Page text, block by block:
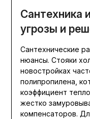
Сантехника
угрозы и
Сантехнические
нюансы. Стояки
новостройках
полипропилена,
коэффициент
жестко
компенсаторов.